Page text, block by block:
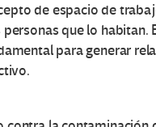
de espacio de
que lo
para generar